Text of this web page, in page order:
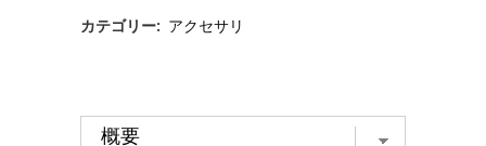
カテゴリー: アクセサリ